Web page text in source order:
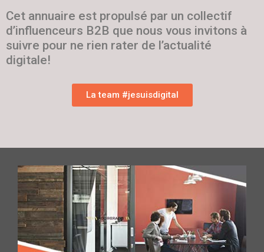
Cet annuaire est propulsé par un collectif
d’influenceurs B2B que nous vous invitons à
suivre pour ne rien rater de l’actualité
digitale!
La team #jesuisdigital